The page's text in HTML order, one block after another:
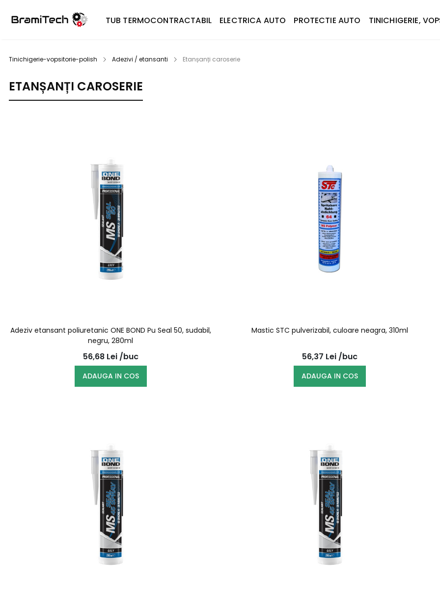
TUB TERMOCONTRACTABIL ELECTRICA AUTO PROTECTIE AUTO TINICHIGERIE,
Tinichigerie-vopsitorie-polish Adezivi / etansanti Etanșanți caroserie
ETANȘANȚI CAROSERIE
Adeziv etansant poliuretanic ONE BOND Pu Seal 50, sudabil,
negru, 280ml
56,68 Lei /buc
ADAUGA IN COS
Mastic STC pulverizabil, culoare neagra, 310ml
56,37 Lei /buc
ADAUGA IN COS